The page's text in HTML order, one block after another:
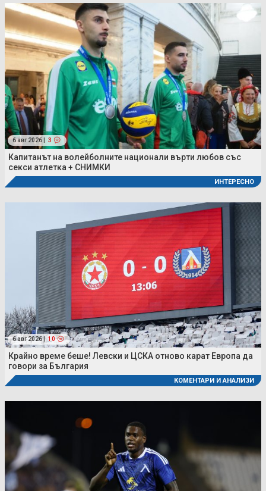
6 авг 2026 | 3
Капитанът на волейболните национали върти любов със
секси атлетка + СНИМКИ
ИНТЕРЕСНО
6 авг 2026 | 10
Крайно време беше! Левски и ЦСКА отново карат Европа да
говори за България
КОМЕНТАРИ И АНАЛИЗИ